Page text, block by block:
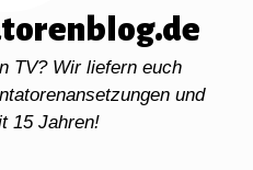
TV? Wir liefern euch
und
15 Jahren!